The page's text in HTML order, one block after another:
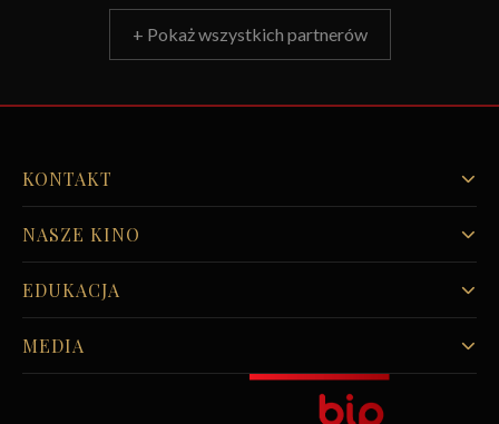
+ Pokaż wszystkich partnerów
KONTAKT
NASZE KINO
EDUKACJA
MEDIA